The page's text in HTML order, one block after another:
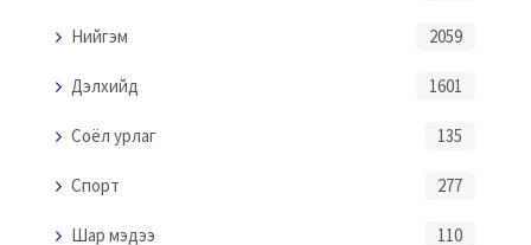
Нийгэм 2059
Дэлхийд 1601
Соёл урлаг 135
Спорт 277
Шар мэдээ 110